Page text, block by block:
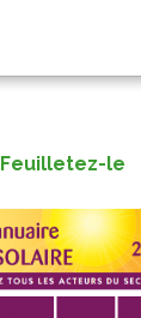
Feuilletez-le